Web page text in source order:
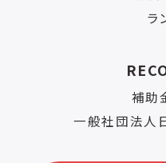
ラ
補助
一般社団法人